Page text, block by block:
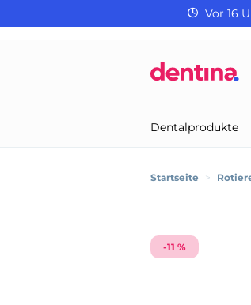
Vor 16
Dentalprodukte
Startseite >
-11 %